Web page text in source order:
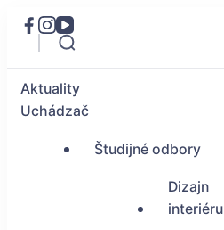
Aktuality
Uchádzač
Študijné odbory
Dizajn
interiéru